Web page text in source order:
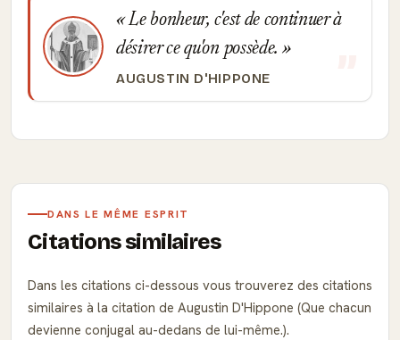
Le bonheur, c'est de continuer à
désirer ce qu'on possède.
AUGUSTIN D'HIPPONE
DANS LE MÊME ESPRIT
Citations similaires
Dans les citations ci-dessous vous trouverez des citations
similaires à la citation de Augustin D'Hippone (Que chacun
devienne conjugal au-dedans de lui-même.).